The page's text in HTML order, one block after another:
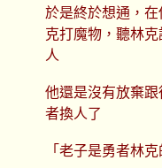
於是終於想通，
克打魔物，聽林
人
他還是沒有放棄
者換人了
「老子是勇者林